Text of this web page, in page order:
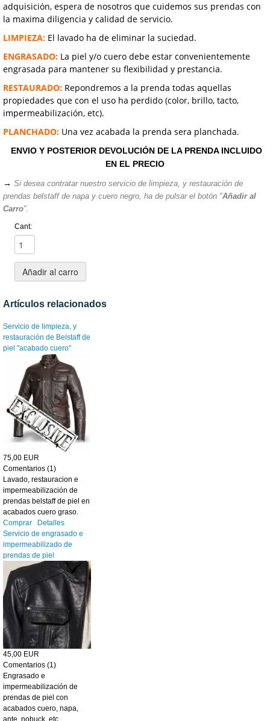
adquisición, espera de nosotros que cuidemos sus prendas con
la maxima diligencia y calidad de servicio.
LIMPIEZA: El lavado ha de eliminar la suciedad.
ENGRASADO: La piel y/o cuero debe estar convenientemente
engrasada para mantener su flexibilidad y prestancia.
RESTAURADO: Repondremos a la prenda todas aquellas
propiedades que con el uso ha perdido (color, brillo, tacto,
impermeabilización, etc).
PLANCHADO: Una vez acabada la prenda sera planchada.
ENVIO Y POSTERIOR DEVOLUCIÓN DE LA PRENDA INCLUIDO
EN EL PRECIO
→ Si desea contratar nuestro servicio de limpieza, y restauración de
prendas belstaff de napa y cuero negro, ha de pulsar el botón "Añadir al
Carro".
Cant:
Artículos relacionados
Servicio de limpieza, y
restauración de Belstaff de
piel "acabado cuero"
75,00 EUR
Comentarios (1)
Lavado, restauracion e
impermeabilización de
prendas belstaff de piel en
acabados cuero graso.
Comprar
Detalles
Servicio de engrasado e
impermeabilizado de
prendas de piel
45,00 EUR
Comentarios (1)
Engrasado e
impermeabilización de
prendas de piel con
acabados cuero, napa,
ante, nobuck, etc.